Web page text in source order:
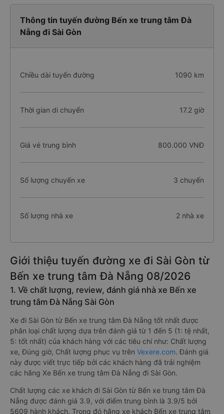
Thông tin tuyến đường Bến xe trung tâm Đà
Nẵng đi Sài Gòn
Chiều dài tuyến đường 1090 km
Thời gian di chuyển 17.2 giờ
Giá vé trung bình 800.000 VNĐ
Số lượng chuyến xe 3 chuyến
Số lượng nhà xe 2 nhà xe
Giới thiệu tuyến đường xe đi Sài Gòn từ
Bến xe trung tâm Đà Nẵng 08/2026
1. Về chất lượng, review, đánh giá nhà xe Bến xe
trung tâm Đà Nẵng Sài Gòn
Xe đi Sài Gòn từ Bến xe trung tâm Đà Nẵng tốt nhất được
phân loại chất lượng dựa trên đánh giá từ 1 đến 5 (1: tệ nhất,
5: tốt nhất) của khách hàng với các tiêu chí như: Chất lượng
xe, Đúng giờ, Chất lượng phục vụ trên Vexere.com. Đánh giá
này được viết trực tiếp bởi các khách hàng đã trải nghiệm
các hãng Xe Bến xe trung tâm Đà Nẵng đi Sài Gòn.
Chất lượng các xe khách đi Sài Gòn từ Bến xe trung tâm Đà
Nẵng được đánh giá 3.9, với điểm trung bình là 3.9/5 bởi
5609 hành khách. Trong đó hãng xe khách Bến xe trung tâm